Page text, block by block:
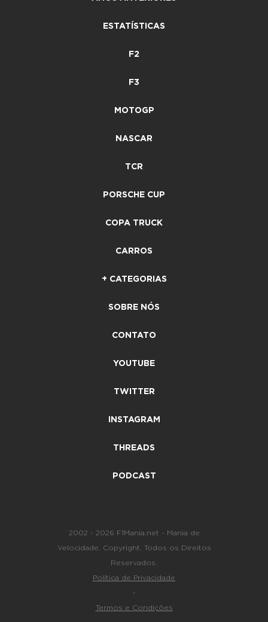
ESTATÍSTICAS
F2
F3
MOTOGP
NASCAR
TCR
PORSCHE CUP
COPA TRUCK
CARROS
+ CATEGORIAS
SOBRE NÓS
CONTATO
YOUTUBE
TWITTER
INSTAGRAM
THREADS
PODCAST
2002 - 2026 F1Mania.net - Mania de
Velocidade. Copyright. Todos os Direitos
Reservados.
Política de Privacidade
-
Termos e Condições